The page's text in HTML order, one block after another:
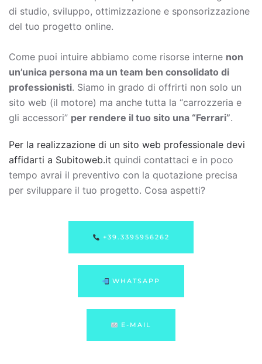
di studio, sviluppo, ottimizzazione e sponsorizzazione
del tuo progetto online.
Come puoi intuire abbiamo come risorse interne non
un’unica persona ma un team ben consolidato di
professionisti. Siamo in grado di offrirti non solo un
sito web (il motore) ma anche tutta la “carrozzeria e
gli accessori” per rendere il tuo sito una “Ferrari”.
Per la realizzazione di un sito web professionale devi
affidarti a Subitoweb.it quindi contattaci e in poco
tempo avrai il preventivo con la quotazione precisa
per sviluppare il tuo progetto. Cosa aspetti?
+39.3395956262
WHATSAPP
E-MAIL